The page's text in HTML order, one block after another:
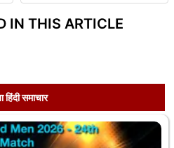
IN THIS ARTICLE
हिंदी समाचार